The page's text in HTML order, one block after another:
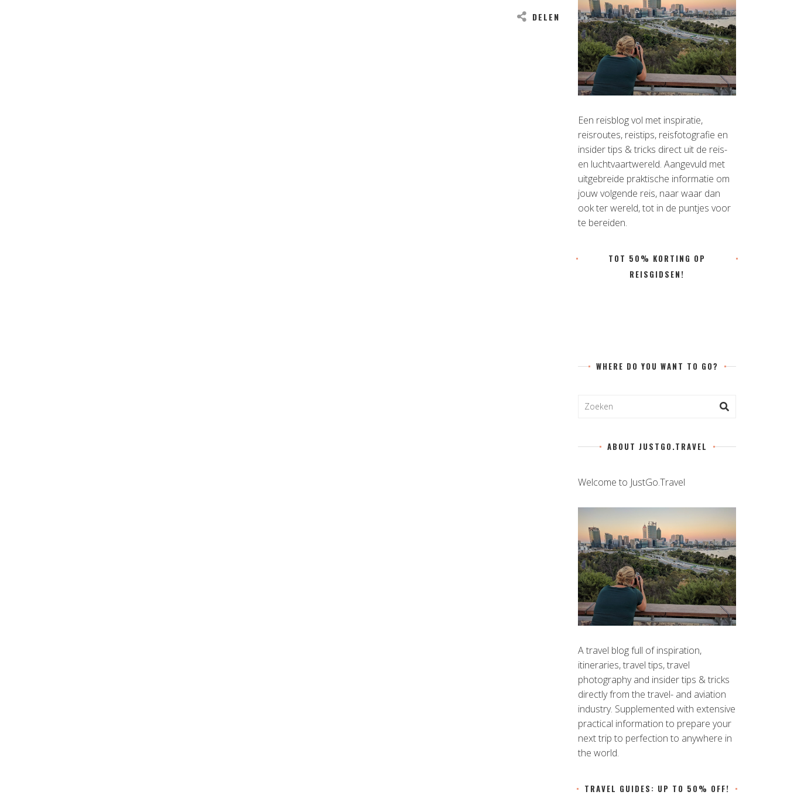
DELEN
Een reisblog vol met inspiratie,
reisroutes, reistips, reisfotografie en
insider tips & tricks direct uit de reis-
en luchtvaartwereld. Aangevuld met
uitgebreide praktische informatie om
jouw volgende reis, naar waar dan
ook ter wereld, tot in de puntjes voor
te bereiden.
TOT 50% KORTING OP
REISGIDSEN!
WHERE DO YOU WANT TO GO?
ABOUT JUSTGO.TRAVEL
Welcome to JustGo.Travel
A travel blog full of inspiration,
itineraries, travel tips, travel
photography and insider tips & tricks
directly from the travel- and aviation
industry. Supplemented with extensive
practical information to prepare your
next trip to perfection to anywhere in
the world.
TRAVEL GUIDES: UP TO 50% OFF!